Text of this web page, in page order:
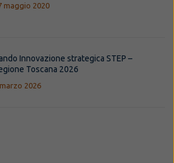
maggio 2020
Innovazione strategica STEP –
Toscana 2026
2026